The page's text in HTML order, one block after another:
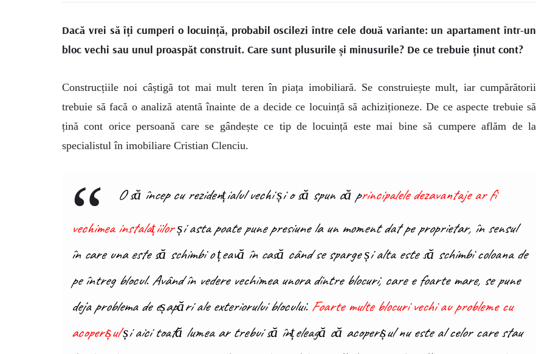
Dacă vrei să îți cumperi o locuință, probabil oscilezi între cele două variante: un apartament într-un
bloc vechi sau unul proaspăt construit. Care sunt plusurile și minusurile? De ce trebuie ținut cont?
Construcțiile noi câștigă tot mai mult teren în piața imobiliară. Se construiește mult, iar cumpărătorii
trebuie să facă o analiză atentă înainte de a decide ce locuință să achiziționeze. De ce aspecte trebuie să
țină cont orice persoană care se gândește ce tip de locuință este mai bine să cumpere aflăm de la
specialistul în imobiliare Cristian Clenciu.
O să încep cu rezidențialul vechi și o să spun că principalele dezavantaje ar fi
vechimea instalațiilor și asta poate pune presiune la un moment dat pe proprietar, în sensul
în care una este să schimbi o țeavă în casă când se sparge și alta este să schimbi coloana de
pe întreg blocul. Având în vedere vechimea unora dintre blocuri, care e foarte mare, se pune
deja problema de eșapări ale exteriorului blocului. Foarte multe blocuri vechi au probleme cu
acoperișulși aici toată lumea ar trebui să înțeleagă că acoperișul nu este al celor care stau